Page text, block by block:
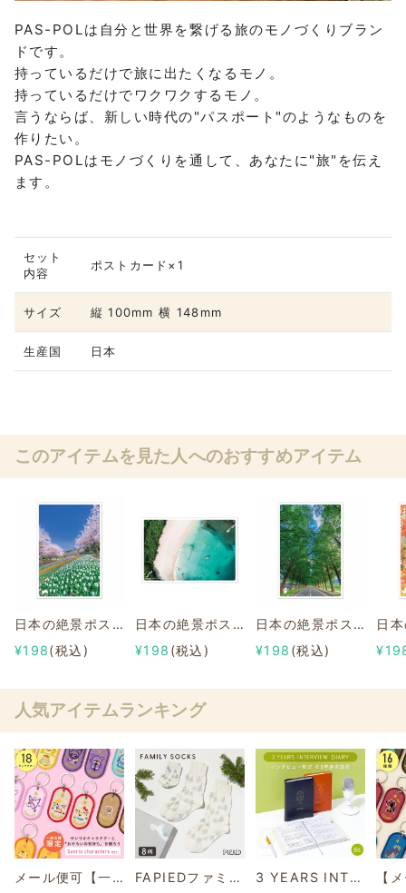
PAS-POLは自分と世界を繋げる旅のモノづくりブラン
ドです。
持っているだけで旅に出たくなるモノ。
持っているだけでワクワクするモノ。
言うならば、新しい時代の"パスポート"のようなものを
作りたい。
PAS-POLはモノづくりを通して、あなたに"旅"を伝え
ます。
セット
内容
ポストカード×1
サイズ 縦 100mm 横 148mm
生産国 日本
このアイテムを見た人へのおすすめアイテム
日本の絶景ポストカード ～春～ 火の山公園/山口
¥198(税込)
日本の絶景ポストカード ～夏～ 宮古島ビーチ/沖縄
¥198 (税込)
日本の絶景ポストカード ～夏～ メタセコイア並木/滋賀
¥198 (税込)
人気アイテムランキング
メール便可【一部店舗限定】2/8b PAIR KEY RING Sanrio characters ver.
FAPIEDファミリーソックスセット 総柄
3 YEARS INTERVIEW DIARY